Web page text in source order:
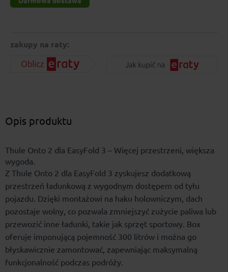
zakupy na raty:
Opis produktu
Thule Onto 2 dla EasyFold 3 – Więcej przestrzeni, większa
wygoda.
Z Thule Onto 2 dla EasyFold 3 zyskujesz dodatkową
przestrzeń ładunkową z wygodnym dostępem od tyłu
pojazdu. Dzięki montażowi na haku holowniczym, dach
pozostaje wolny, co pozwala zmniejszyć zużycie paliwa lub
przewozić inne ładunki, takie jak sprzęt sportowy. Box
oferuje imponującą pojemność 300 litrów i można go
błyskawicznie zamontować, zapewniając maksymalną
funkcjonalność podczas podróży.